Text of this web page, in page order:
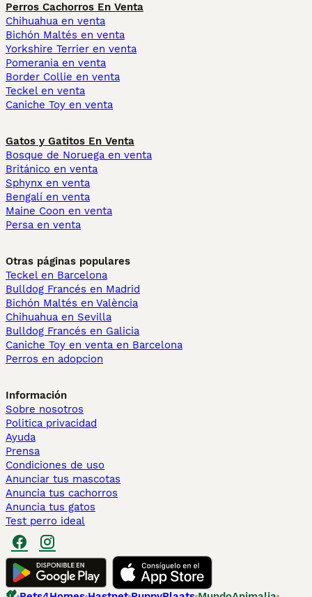
Perros Cachorros En Venta
Chihuahua en venta
Bichón Maltés en venta
Yorkshire Terrier en venta
Pomerania en venta
Border Collie en venta
Teckel en venta
Caniche Toy en venta
Gatos y Gatitos En Venta
Bosque de Noruega en venta
Británico en venta
Sphynx en venta
Bengalí en venta
Maine Coon en venta
Persa en venta
Otras páginas populares
Teckel en Barcelona
Bulldog Francés en Madrid
Bichón Maltés en València
Chihuahua en Sevilla
Bulldog Francés en Galicia
Caniche Toy en venta en Barcelona
Perros en adopcion
Información
Sobre nosotros
Politica privacidad
Ayuda
Prensa
Condiciones de uso
Anunciar tus mascotas
Anuncia tus cachorros
Anuncia tus gatos
Test perro ideal